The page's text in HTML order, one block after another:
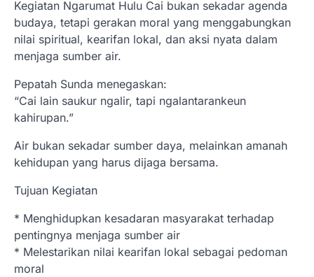
Kegiatan Ngarumat Hulu Cai bukan sekadar agenda
budaya, tetapi gerakan moral yang menggabungkan
nilai spiritual, kearifan lokal, dan aksi nyata dalam
menjaga sumber air.
Pepatah Sunda menegaskan:
“Cai lain saukur ngalir, tapi ngalantarankeun
kahirupan.”
Air bukan sekadar sumber daya, melainkan amanah
kehidupan yang harus dijaga bersama.
Tujuan Kegiatan
* Menghidupkan kesadaran masyarakat terhadap
pentingnya menjaga sumber air
* Melestarikan nilai kearifan lokal sebagai pedoman
moral